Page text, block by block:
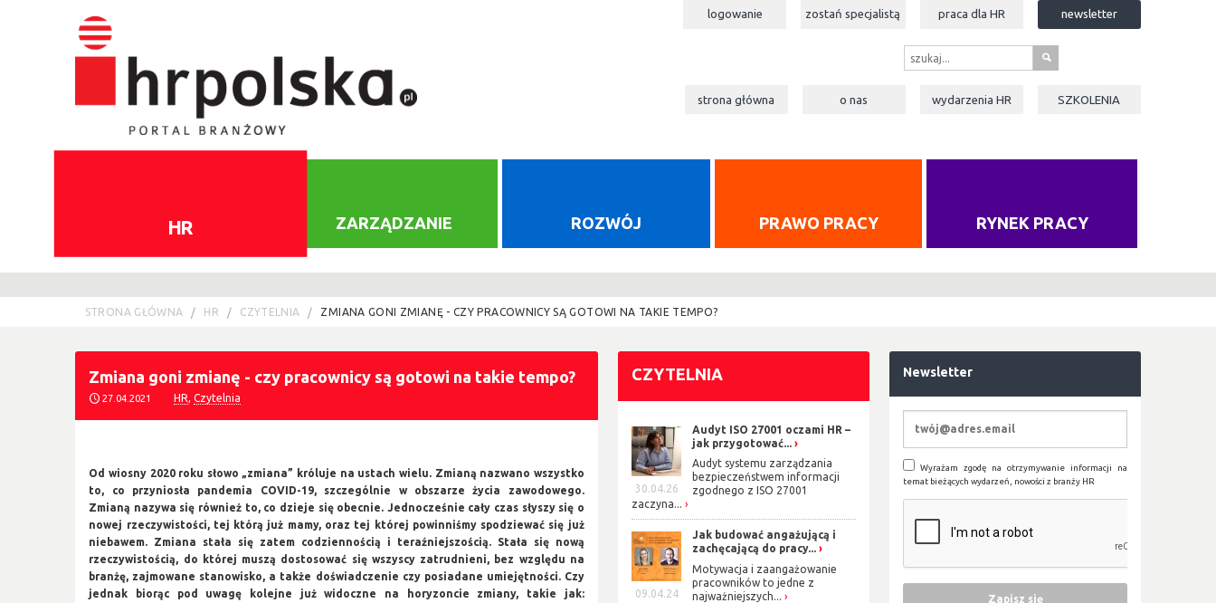
logowanie zostań specjalistą praca dla HR newsletter
s
strona główna o nas wydarzenia HR SZKOLENIA
HR ZARZĄDZANIE ROZWÓJ PRAWO PRACY RYNEK PRACY
STRONA GŁÓWNA HR CZYTELNIA ZMIANA GONI ZMIANĘ - CZY PRACOWNICY SĄ GOTOWI NA TAKIE TEMPO?
Zmiana goni zmianę - czy pracownicy są gotowi na takie tempo?
27.04.2021 HR ,Czytelnia
Od wiosny 2020 roku słowo „zmiana” króluje na ustach wielu. Zmianą nazwano wszystko
to, co przyniosła pandemia COVID-19, szczególnie w obszarze życia zawodowego.
Zmianą nazywa się również to, co dzieje się obecnie. Jednocześnie cały czas słyszy się o
nowej rzeczywistości, tej którą już mamy, oraz tej której powinniśmy spodziewać się już
niebawem. Zmiana stała się zatem codziennością i teraźniejszością. Stała się nową
rzeczywistością, do której muszą dostosować się wszyscy zatrudnieni, bez względu na
branżę, zajmowane stanowisko, a także doświadczenie czy posiadane umiejętności. Czy
jednak biorąc pod uwagę kolejne już widoczne na horyzoncie zmiany, takie jak:
CZYTELNIA
30.04.26
Audyt ISO 27001 oczami HR –
jak przygotować...
Audyt systemu zarządzania
bezpieczeństwem informacji
zgodnego z ISO 27001
zaczyna...
09.04.24
Jak budować angażującą i
zachęcającą do pracy...
Motywacja i zaangażowanie
pracowników to jedne z
najważniejszych...
Newsletter
Wyrażam zgodę na otrzymywanie informacji na
temat bieżących wydarzeń, nowości z branży HR